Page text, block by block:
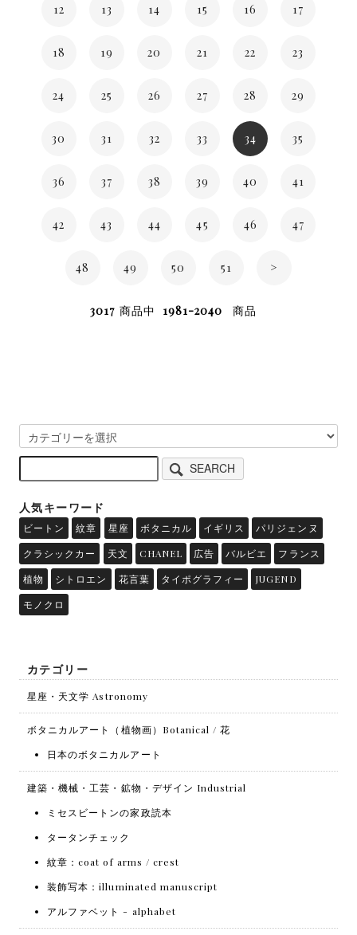
12 13 14 15 16 17
18 19 20 21 22 23
24 25 26 27 28 29
30 31 32 33 34 35
36 37 38 39 40 41
42 43 44 45 46 47
48 49 50 51 >
3017 商品中 1981-2040 商品
SEARCH
人気キーワード
ビートン 紋章 星座 ボタニカル イギリス
パリジェンヌ
クラシックカー
天文 CHANEL 広告 バルビエ
フランス
植物
シトロエン 花言葉 タイポグラフィー
JUGEND
モノクロ
カテゴリー
星座・天文学 Astronomy
ボタニカルアート（植物画）Botanical / 花
日本のボタニカルアート
建築・機械・工芸・鉱物・デザイン Industrial
ミセスビートンの家政読本
タータンチェック
紋章：coat of arms / crest
装飾写本：illuminated manuscript
アルファベット - alphabet